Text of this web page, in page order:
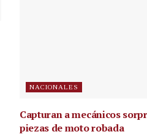
NACIONALES
Capturan a mecánicos
piezas de moto robada